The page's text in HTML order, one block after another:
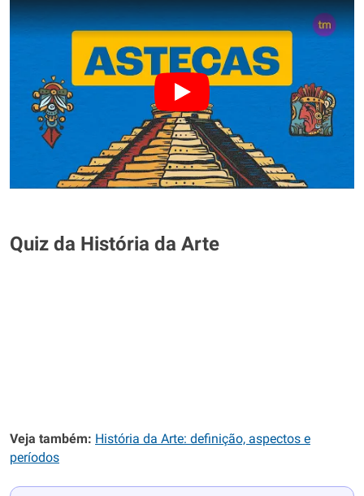
Quiz da História da Arte
Veja também: História da Arte: definição, aspectos e
períodos